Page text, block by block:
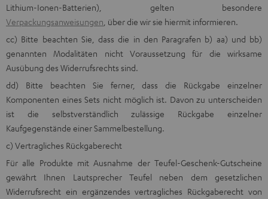
Lithium-Ionen-Batterien), gelten besondere
Verpackungsanweisungen , über die wir sie hiermit informieren.
cc) Bitte beachten Sie, dass die in den Paragrafen b) aa) und bb)
genannten Modalitäten nicht Voraussetzung für die wirksame
Ausübung des Widerrufsrechts sind.
dd) Bitte beachten Sie ferner, dass die Rückgabe einzelner
Komponenten eines Sets nicht möglich ist. Davon zu unterscheiden
ist die selbstverständlich zulässige Rückgabe einzelner
Kaufgegenstände einer Sammelbestellung.
c) Vertragliches Rückgaberecht
Für alle Produkte mit Ausnahme der Teufel-Geschenk-Gutscheine
gewährt Ihnen Lautsprecher Teufel neben dem gesetzlichen
Widerrufsrecht ein ergänzendes vertragliches Rückgaberecht von